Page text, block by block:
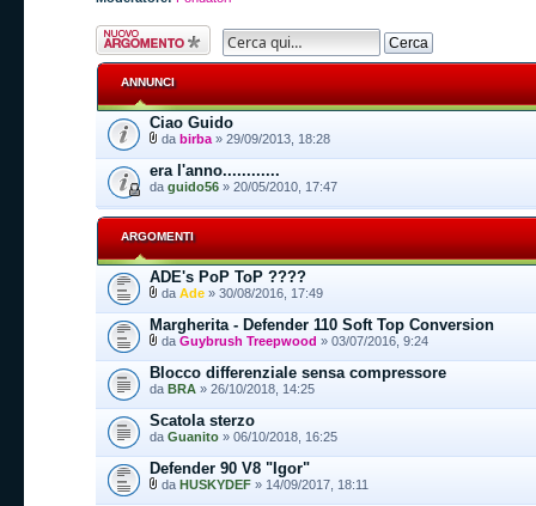
Scrivi un nuovo
argomento
ANNUNCI
Ciao Guido
da birba » 29/09/2013, 18:28
era l'anno............
da guido56 » 20/05/2010, 17:47
ARGOMENTI
ADE's PoP ToP ????
da Ade » 30/08/2016, 17:49
Margherita - Defender 110 Soft Top Conversion
da Guybrush Treepwood » 03/07/2016, 9:24
Blocco differenziale sensa compressore
da BRA » 26/10/2018, 14:25
Scatola sterzo
da Guanito » 06/10/2018, 16:25
Defender 90 V8 "Igor"
da HUSKYDEF » 14/09/2017, 18:11